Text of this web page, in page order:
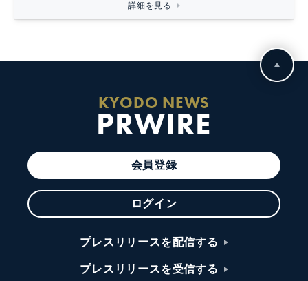
詳細を見る
KYODO NEWS
PRWIRE
会員登録
ログイン
プレスリリースを配信する
プレスリリースを受信する